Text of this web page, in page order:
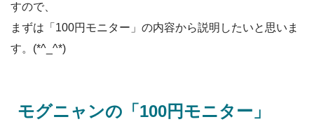
すので、
まずは「100円モニター」の内容から説明したいと思いま
す。(*^_^*)
モグニャンの「100円モニター」